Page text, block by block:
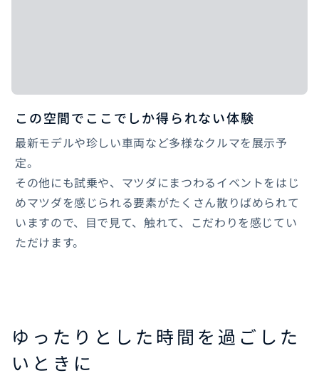
この空間でここでしか得られない体験
最新モデルや珍しい車両など多様なクルマを展示予
定。
その他にも試乗や、マツダにまつわるイベントをはじ
めマツダを感じられる要素がたくさん散りばめられて
いますので、目で見て、触れて、こだわりを感じてい
ただけます。
ゆったりとした時間を過ごした
いときに